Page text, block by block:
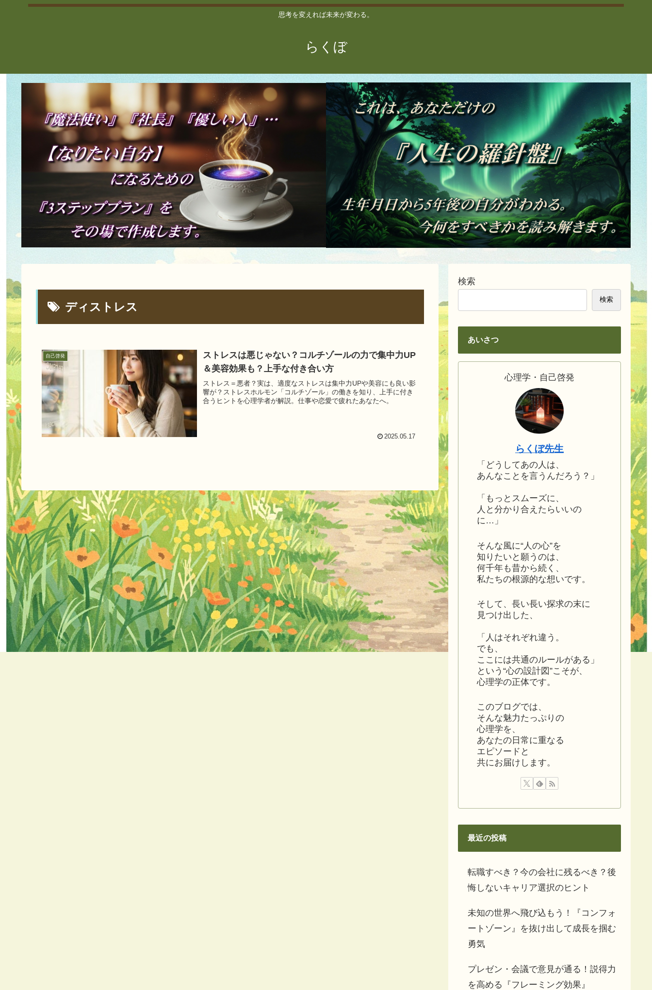
思考を変えれば未来が変わる。
らくぼ
ディストレス
自己啓発
ストレスは悪じゃない？コルチゾールの力で集中力UP
＆美容効果も？上手な付き合い方
ストレス＝悪者？実は、適度なストレスは集中力UPや美容にも良い影
響が？ストレスホルモン「コルチゾール」の働きを知り、上手に付き
合うヒントを心理学者が解説。仕事や恋愛で疲れたあなたへ。
2025.05.17
検索
検索
あいさつ
心理学・自己啓発
らくぼ先生
「どうしてあの人は、
あんなことを言うんだろう？」
「もっとスムーズに、
人と分かり合えたらいいの
に…」
そんな風に“人の心”を
知りたいと願うのは、
何千年も昔から続く、
私たちの根源的な想いです。
そして、長い長い探求の末に
見つけ出した、
「人はそれぞれ違う。
でも、
ここには共通のルールがある」
という“心の設計図”こそが、
心理学の正体です。
このブログでは、
そんな魅力たっぷりの
心理学を、
あなたの日常に重なる
エピソードと
共にお届けします。
最近の投稿
転職すべき？今の会社に残るべき？後
悔しないキャリア選択のヒント
未知の世界へ飛び込もう！『コンフォ
ートゾーン』を抜け出して成長を掴む
勇気
プレゼン・会議で意見が通る！説得力
を高める『フレーミング効果』